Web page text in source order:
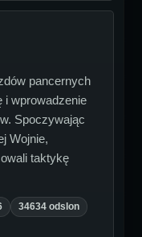
pancernych
i wprowadzenie
Spoczywając
Wojnie,
taktykę
34634 odslon